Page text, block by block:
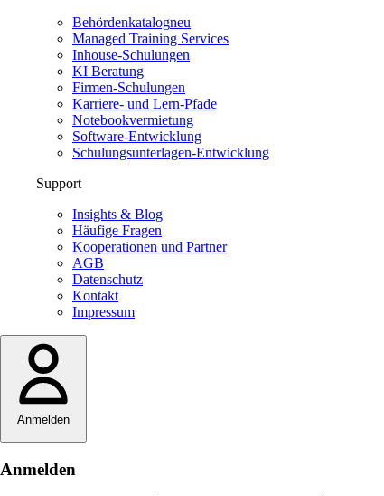
Behördenkatalogneu
Managed Training Services
Inhouse-Schulungen
KI Beratung
Firmen-Schulungen
Karriere- und Lern-Pfade
Notebookvermietung
Software-Entwicklung
Schulungsunterlagen-Entwicklung
Support
Insights & Blog
Häufige Fragen
Kooperationen und Partner
AGB
Datenschutz
Kontakt
Impressum
Anmelden
Anmelden